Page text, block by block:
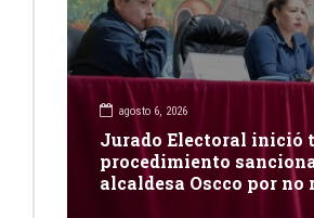
agosto 6, 2026
Jurado Electoral inició
procedimiento
alcaldesa Oscco por no